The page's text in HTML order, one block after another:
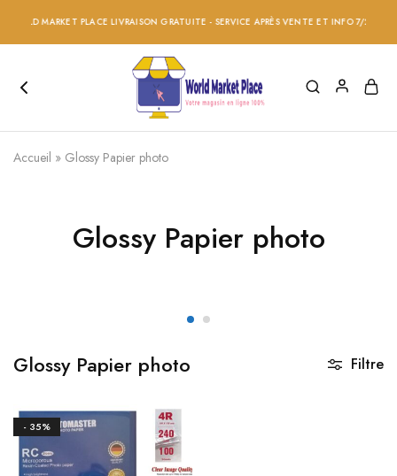
MARKET PLACE LIVRAISON GRATUITE - SERVICE APRÈS VENTE ET INFO 7/24 -
Accueil » Glossy Papier photo
Glossy Papier photo
Glossy Papier photo Filtre
- 35%